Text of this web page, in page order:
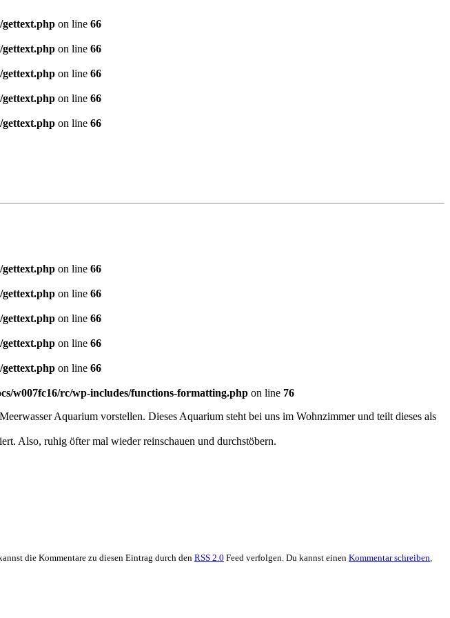
on line 66
on line 66
on line 66
on line 66
on line 66
on line 66
on line 66
on line 66
on line 66
on line 66
w007fc16/rc/wp-includes/functions-formatting.php on line 76
Aquarium vorstellen. Dieses Aquarium steht bei uns im Wohnzimmer und teilt dieses als
Also, ruhig öfter mal wieder reinschauen und durchstöbern.
die Kommentare zu diesen Eintrag durch den RSS 2.0 Feed verfolgen. Du kannst einen Kommentar schreiben